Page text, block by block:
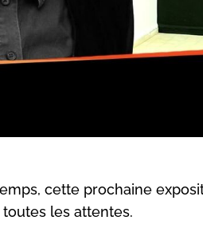
cette prochaine
les attentes.